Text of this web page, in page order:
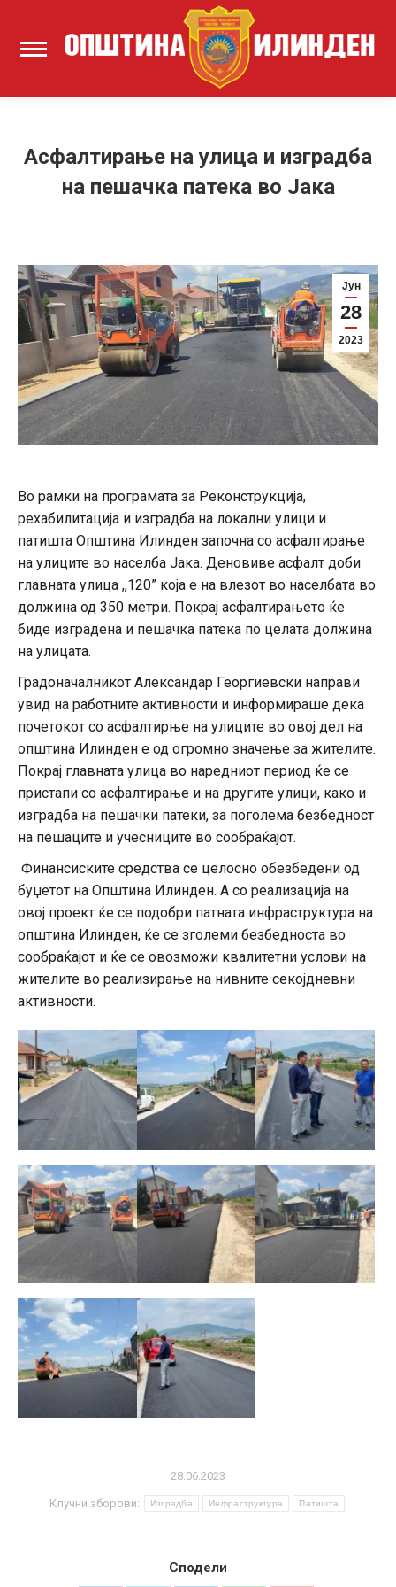
Асфалтирање на улица и изградба
на пешачка патека во Јака
Јун
28
2023
Во рамки на програмата за Реконструкција,
рехабилитација и изградба на локални улици и
патишта Општина Илинден започна со асфалтирање
на улиците во населба Јака. Деновиве асфалт доби
главната улица ,,120” која е на влезот во населбата во
должина од 350 метри. Покрај асфалтирањето ќе
биде изградена и пешачка патека по целата должина
на улицата.
Градоначалникот Александар Георгиевски направи
увид на работните активности и информираше дека
почетокот со асфалтирње на улиците во овој дел на
општина Илинден е од огромно значење за жителите.
Покрај главната улица во наредниот период ќе се
пристапи со асфалтирање и на другите улици, како и
изградба на пешачки патеки, за поголема безбедност
на пешаците и учесниците во сообраќајот.
Финансиските средства се целосно обезбедени од
буџетот на Општина Илинден. А со реализација на
овој проект ќе се подобри патната инфраструктура на
општина Илинден, ќе се зголеми безбедноста во
сообраќајот и ќе се овозможи квалитетни услови на
жителите во реализирање на нивните секојдневни
активности.
28.06.2023
Клучни зборови: Изградба Инфраструктура Патишта
Сподели